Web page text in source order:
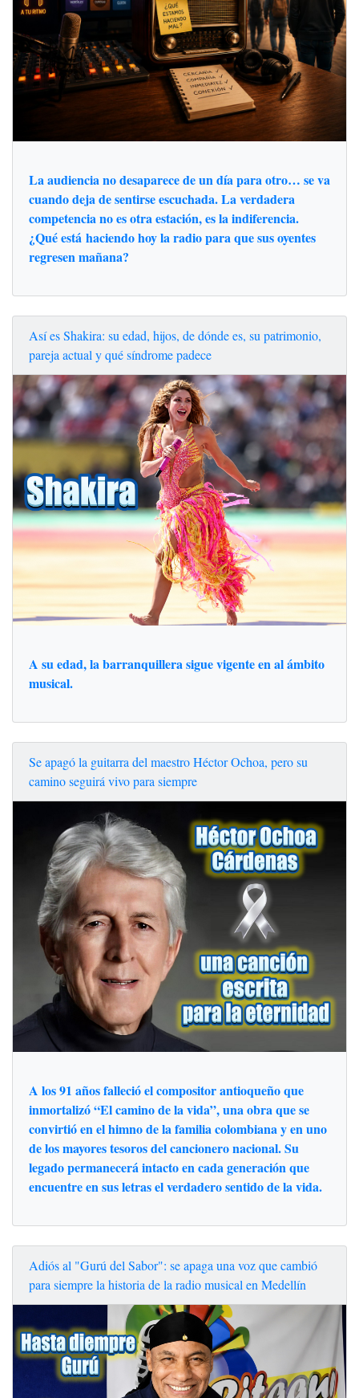
La audiencia no desaparece de un día para otro… se va
cuando deja de sentirse escuchada. La verdadera
competencia no es otra estación, es la indiferencia.
¿Qué está haciendo hoy la radio para que sus oyentes
regresen mañana?
Así es Shakira: su edad, hijos, de dónde es, su patrimonio,
pareja actual y qué síndrome padece
A su edad, la barranquillera sigue vigente en al ámbito
musical.
Se apagó la guitarra del maestro Héctor Ochoa, pero su
camino seguirá vivo para siempre
A los 91 años falleció el compositor antioqueño que
inmortalizó “El camino de la vida”, una obra que se
convirtió en el himno de la familia colombiana y en uno
de los mayores tesoros del cancionero nacional. Su
legado permanecerá intacto en cada generación que
encuentre en sus letras el verdadero sentido de la vida.
Adiós al "Gurú del Sabor": se apaga una voz que cambió
para siempre la historia de la radio musical en Medellín